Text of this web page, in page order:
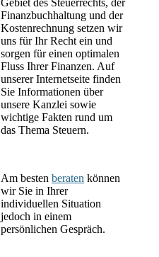
Gebiet des Steuerrechts, der
Finanzbuchhaltung und der
Kostenrechnung setzen wir
uns für Ihr Recht ein und
sorgen für einen optimalen
Fluss Ihrer Finanzen. Auf
unserer Internetseite finden
Sie Informa­tionen über
unsere Kanzlei sowie
wichtige Fakten rund um
das Thema Steuern.
Am besten beraten können
wir Sie in Ihrer
individuellen Situation
jedoch in einem
persönlichen Gespräch.